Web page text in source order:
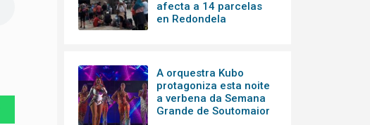
afecta a 14 parcelas
en Redondela
A orquestra Kubo
protagoniza esta noite
a verbena da Semana
Grande de Soutomaior